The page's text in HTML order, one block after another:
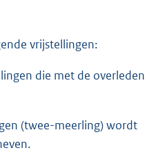
vrijstellingen:
die met de overleden
(twee-meerling) wordt